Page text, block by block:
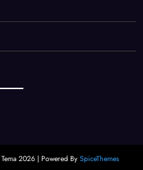
Tema 2026 | Powered By SpiceThemes